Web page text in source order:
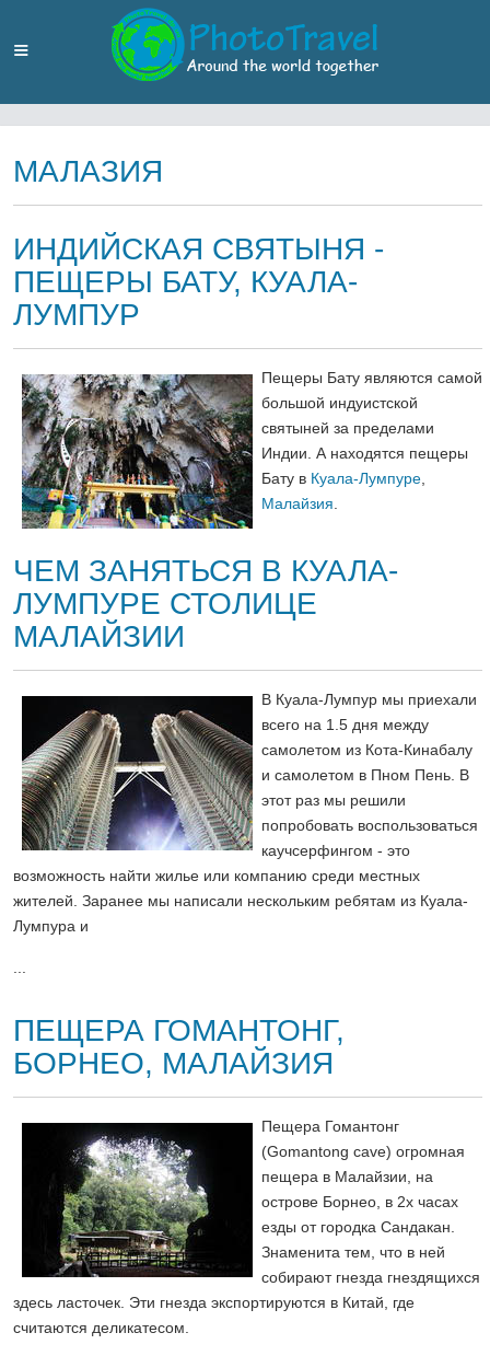
МАЛАЗИЯ
ИНДИЙСКАЯ СВЯТЫНЯ -
ПЕЩЕРЫ БАТУ, КУАЛА-
ЛУМПУР
Пещеры Бату являются самой
большой индуистской
святыней за пределами
Индии. А находятся пещеры
Бату в Куала-Лумпуре
Малайзия
ЧЕМ ЗАНЯТЬСЯ В КУАЛА-
ЛУМПУРЕ СТОЛИЦЕ
МАЛАЙЗИИ
В Куала-Лумпур мы приехали
всего на 1.5 дня между
самолетом из Кота-Кинабалу
и самолетом в Пном Пень. В
этот раз мы решили
попробовать воспользоваться
каучсерфингом - это
возможность найти жилье или компанию среди местных
жителей. Заранее мы написали нескольким ребятам из Куала-
Лумпура и
ПЕЩЕРА ГОМАНТОНГ,
БОРНЕО, МАЛАЙЗИЯ
Пещера Гомантонг
(Gomantong cave) огромная
пещера в Малайзии, на
острове Борнео, в 2х часах
езды от городка Сандакан.
Знаменита тем, что в ней
собирают гнезда гнездящихся
здесь ласточек. Эти гнезда экспортируются в Китай, где
считаются деликатесом.